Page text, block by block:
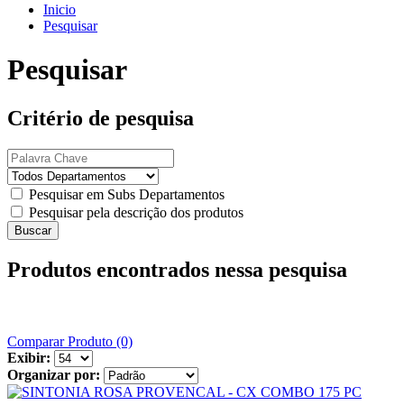
Inicio
Pesquisar
Pesquisar
Critério de pesquisa
Pesquisar em Subs Departamentos
Pesquisar pela descrição dos produtos
Produtos encontrados nessa pesquisa
Comparar Produto (0)
Exibir:
Organizar por: